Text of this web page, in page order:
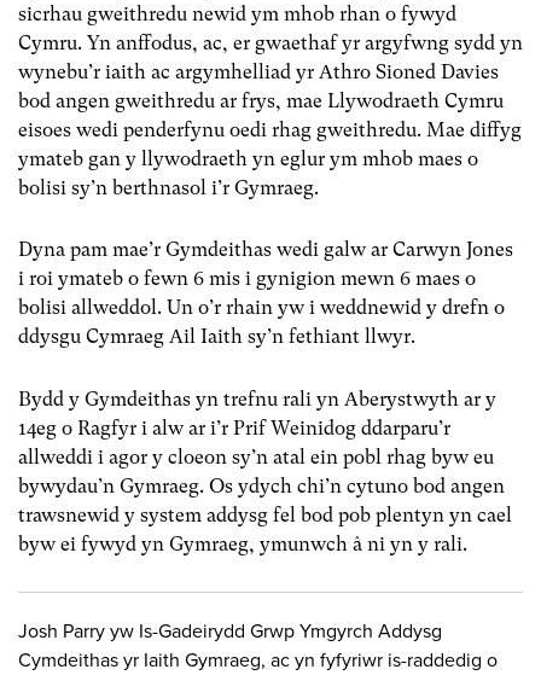
sicrhau gweithredu newid ym mhob rhan o fywyd
Cymru. Yn anffodus, ac, er gwaethaf yr argyfwng sydd yn
wynebu’r iaith ac argymhelliad yr Athro Sioned Davies
bod angen gweithredu ar frys, mae Llywodraeth Cymru
eisoes wedi penderfynu oedi rhag gweithredu. Mae diffyg
ymateb gan y llywodraeth yn eglur ym mhob maes o
bolisi sy’n berthnasol i’r Gymraeg.
Dyna pam mae’r Gymdeithas wedi galw ar Carwyn Jones
i roi ymateb o fewn 6 mis i gynigion mewn 6 maes o
bolisi allweddol. Un o’r rhain yw i weddnewid y drefn o
ddysgu Cymraeg Ail Iaith sy’n fethiant llwyr.
Bydd y Gymdeithas yn trefnu rali yn Aberystwyth ar y
14eg o Ragfyr i alw ar i’r Prif Weinidog ddarparu’r
allweddi i agor y cloeon sy’n atal ein pobl rhag byw eu
bywydau’n Gymraeg. Os ydych chi’n cytuno bod angen
trawsnewid y system addysg fel bod pob plentyn yn cael
byw ei fywyd yn Gymraeg, ymunwch â ni yn y rali.
Josh Parry yw Is-Gadeirydd Grwp Ymgyrch Addysg
Cymdeithas yr Iaith Gymraeg, ac yn fyfyriwr is-raddedig o